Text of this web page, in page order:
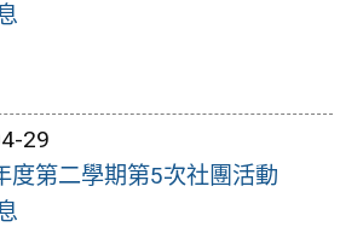
29
度第二學期第5次社團活動